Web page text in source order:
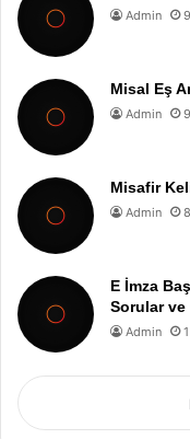
Admin
Misal Eş
Admin
Misafir
Admin
E İmza
Sorular ve
Admin